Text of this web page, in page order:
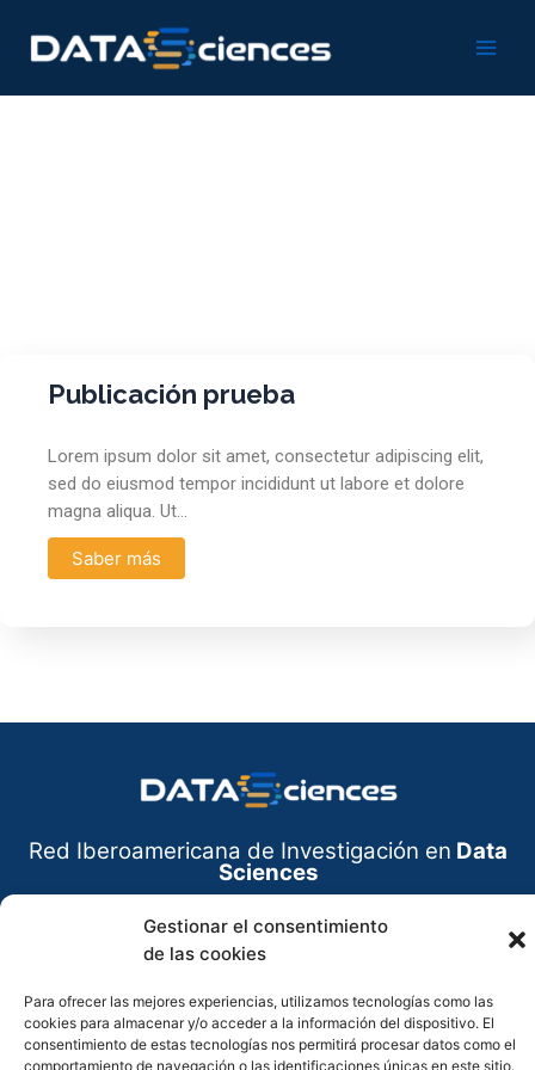
Gestionar el consentimiento
de las cookies
Para ofrecer las mejores experiencias, utilizamos tecnologías como las
cookies para almacenar y/o acceder a la información del dispositivo. El
consentimiento de estas tecnologías nos permitirá procesar datos como el
comportamiento de navegación o las identificaciones únicas en este sitio.
contenido
Publicación prueba
Lorem ipsum dolor sit amet, consectetur adipiscing elit,
sed do eiusmod tempor incididunt ut labore et dolore
magna aliqua. Ut…
Saber más
Red Iberoamericana de Investigación en Data
Sciences
Juan Carlos Calabria
Celular: 3007078863